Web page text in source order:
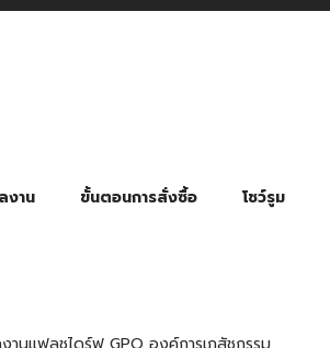
งาน ขั้นตอนการสั่งซื้อ โชว์รูม